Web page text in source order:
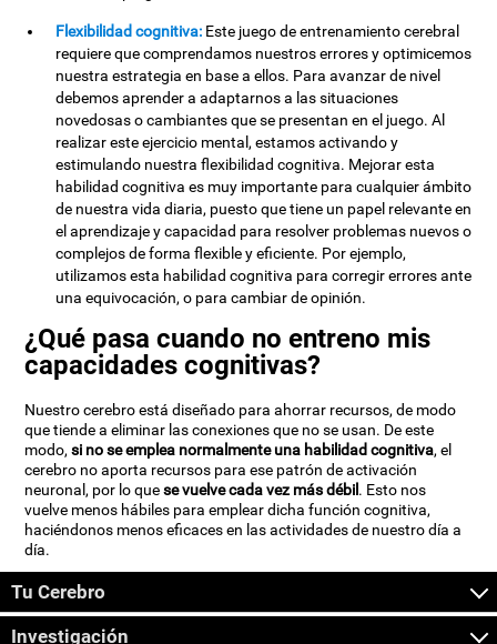
Flexibilidad cognitiva: Este juego de entrenamiento cerebral
requiere que comprendamos nuestros errores y optimicemos
nuestra estrategia en base a ellos. Para avanzar de nivel
debemos aprender a adaptarnos a las situaciones
novedosas o cambiantes que se presentan en el juego. Al
realizar este ejercicio mental, estamos activando y
estimulando nuestra flexibilidad cognitiva. Mejorar esta
habilidad cognitiva es muy importante para cualquier ámbito
de nuestra vida diaria, puesto que tiene un papel relevante en
el aprendizaje y capacidad para resolver problemas nuevos o
complejos de forma flexible y eficiente. Por ejemplo,
utilizamos esta habilidad cognitiva para corregir errores ante
una equivocación, o para cambiar de opinión.
¿Qué pasa cuando no entreno mis
capacidades cognitivas?
Nuestro cerebro está diseñado para ahorrar recursos, de modo
que tiende a eliminar las conexiones que no se usan. De este
modo,si no se emplea normalmente una habilidad cognitiva, el
cerebro no aporta recursos para ese patrón de activación
neuronal, por lo quese vuelve cada vez más débil . Esto nos
vuelve menos hábiles para emplear dicha función cognitiva,
haciéndonos menos eficaces en las actividades de nuestro día a
día.
Tu Cerebro
Investigación